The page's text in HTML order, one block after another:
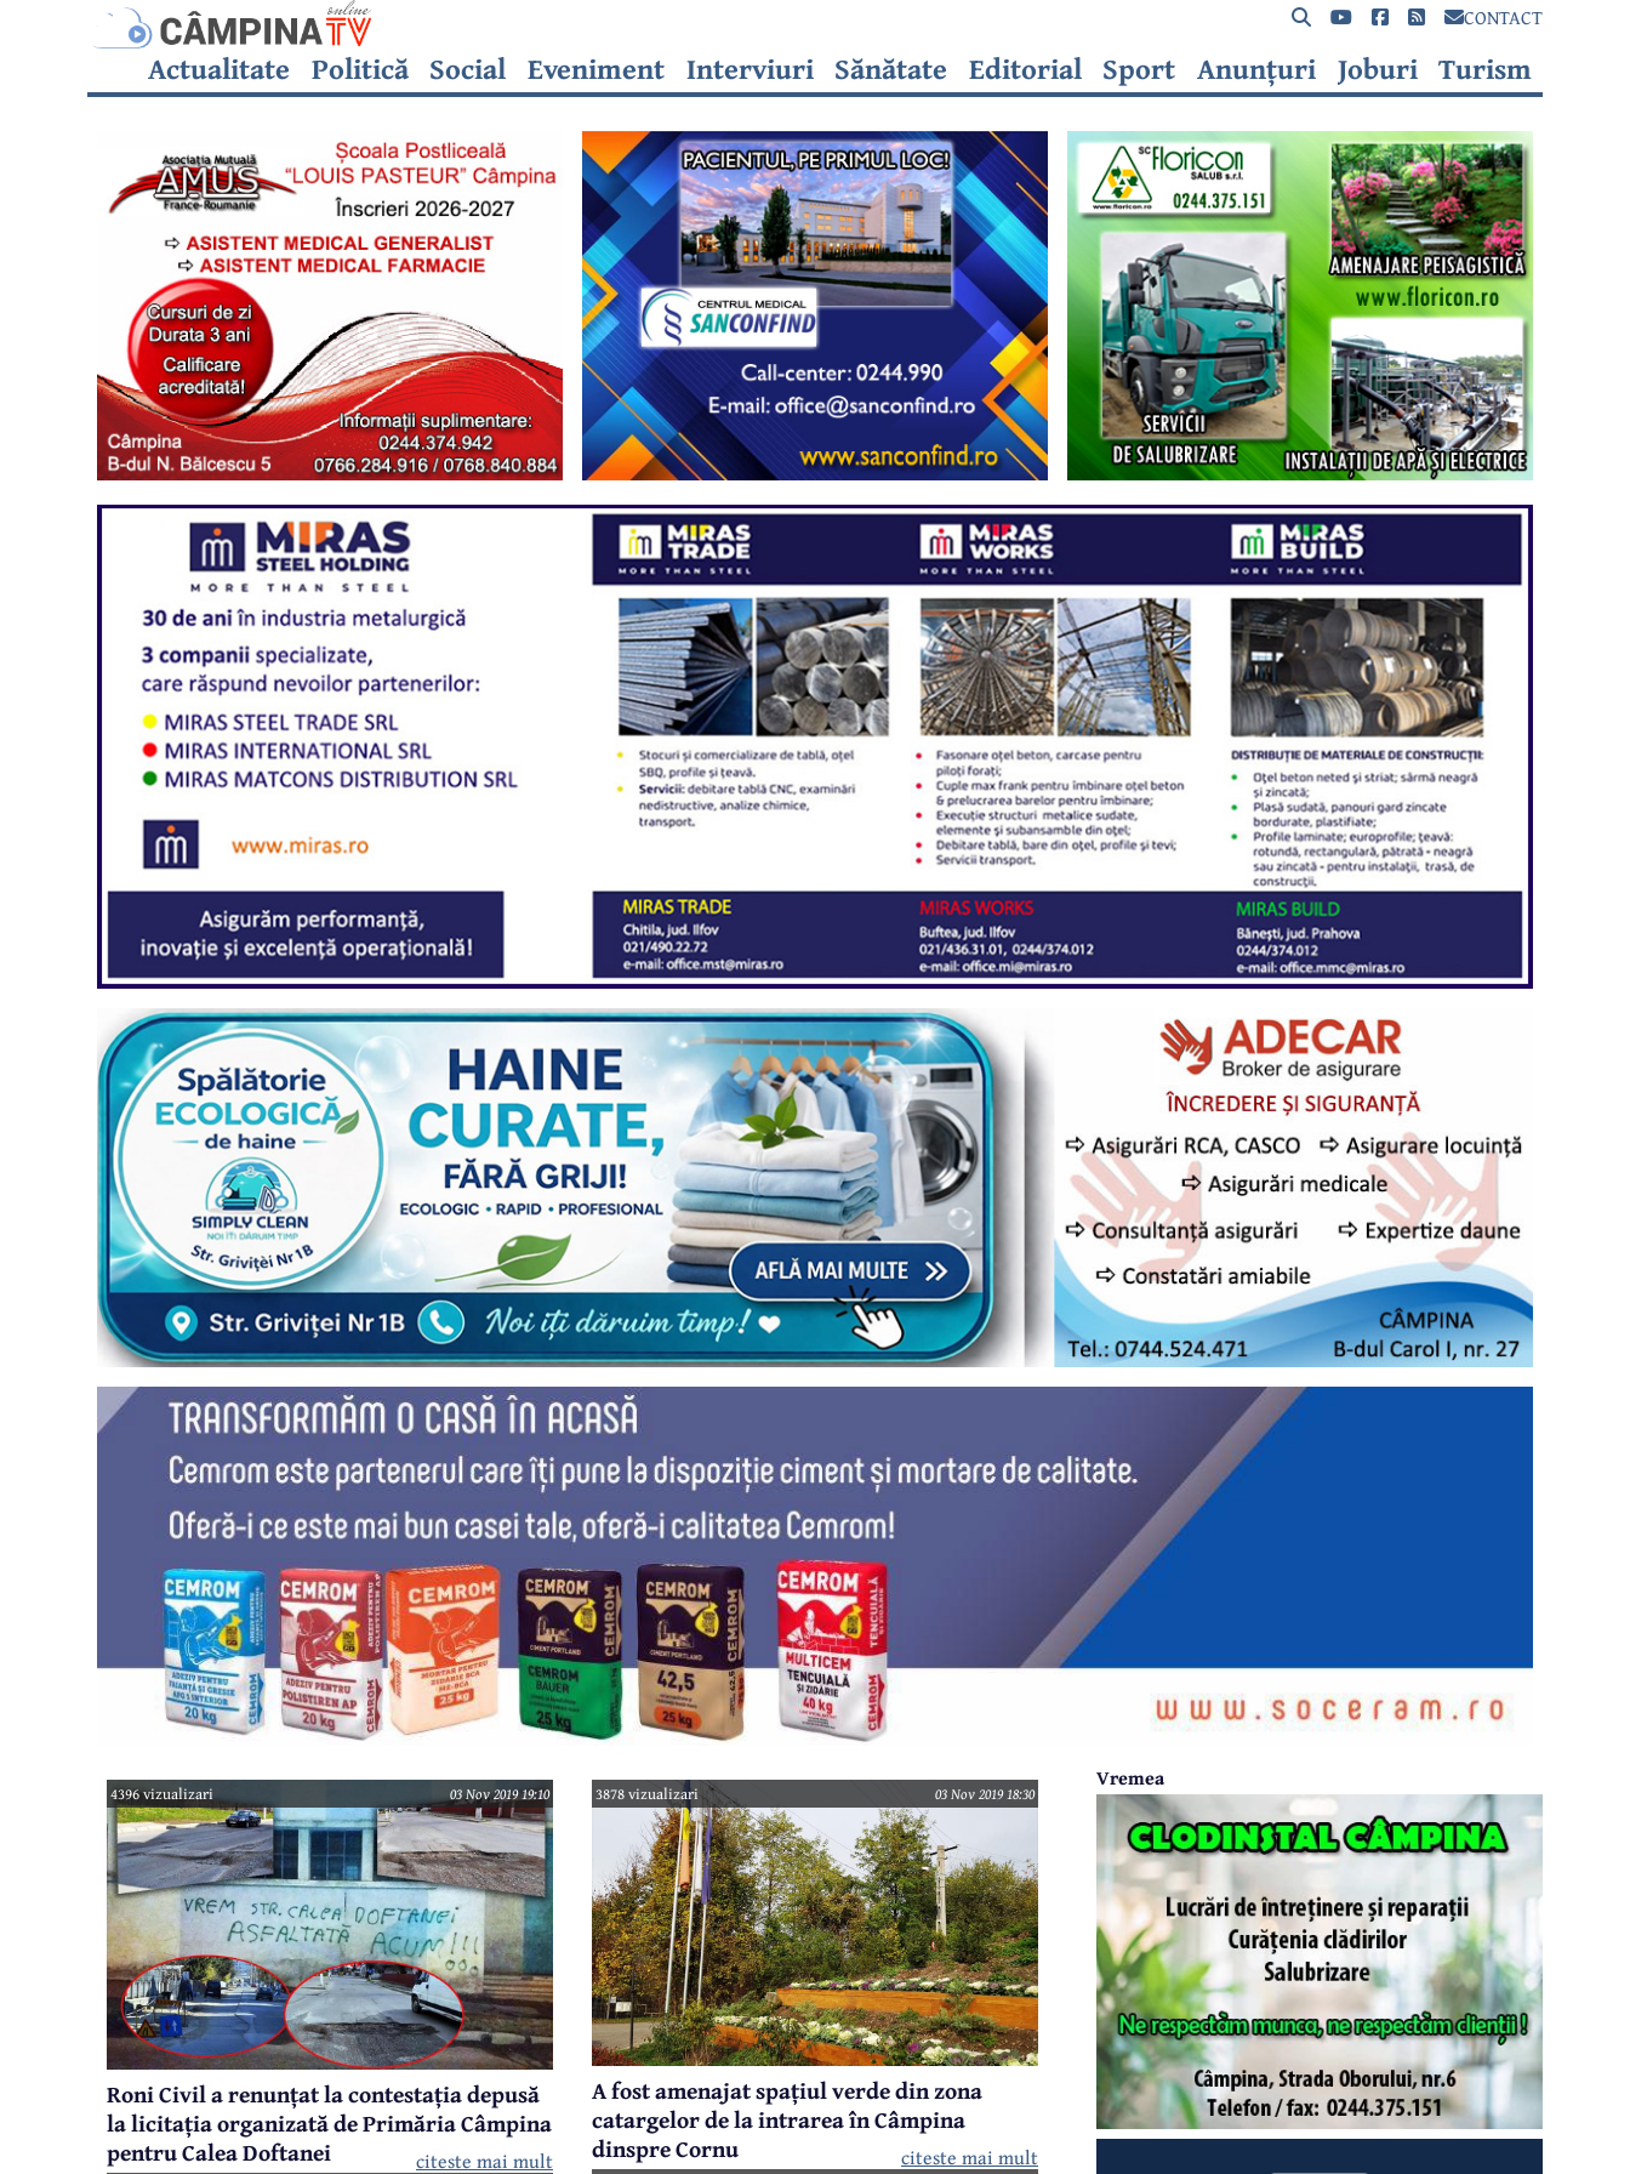
CONTACT
Actualitate Politică Social Eveniment Interviuri Sănătate Editorial Sport Anunțuri Joburi Turism
4396 vizualizari 03 Nov 2019 19:10
Roni Civil a renunțat la contestația depusă
la licitația organizată de Primăria Câmpina
pentru Calea Doftanei
citeste mai mult
3878 vizualizari 03 Nov 2019 18:30
A fost amenajat spațiul verde din zona
catargelor de la intrarea în Câmpina
dinspre Cornu
citeste mai mult
Vremea